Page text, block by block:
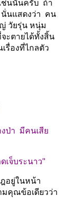
ช่นนั้นครับ  ถ้า
นั่นแสดงว่า  คน
ญ่ วัยรุ่น หนุ่ม
ะตายได้ทั้งสิ้น
เรื่องที่ไกลตัว
ป่า  มีคนเสีย
เจ็บระนาว"
อยู่ในหน้า
คุณข้อเดียวว่า